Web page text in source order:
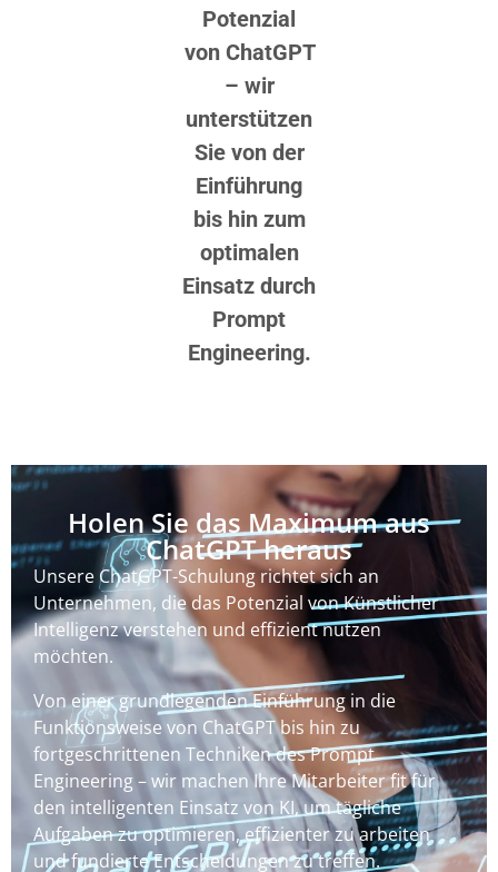
Potenzial
von ChatGPT
– wir
unterstützen
Sie von der
Einführung
bis hin zum
optimalen
Einsatz durch
Prompt
Engineering.
Holen Sie das Maximum aus
ChatGPT heraus
Unsere ChatGPT-Schulung richtet sich an
Unternehmen, die das Potenzial von Künstlicher
Intelligenz verstehen und effizient nutzen
möchten.
Von einer grundlegenden Einführung in die
Funktionsweise von ChatGPT bis hin zu
fortgeschrittenen Techniken des Prompt
Engineering – wir machen Ihre Mitarbeiter fit für
den intelligenten Einsatz von KI, um tägliche
Aufgaben zu optimieren, effizienter zu arbeiten
und fundierte Entscheidungen zu treffen.